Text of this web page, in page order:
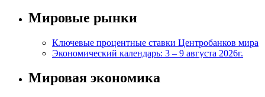
Мировые рынки
Ключевые процентные ставки Центробанков мира
Экономический календарь: 3 – 9 августа 2026г.
Мировая экономика